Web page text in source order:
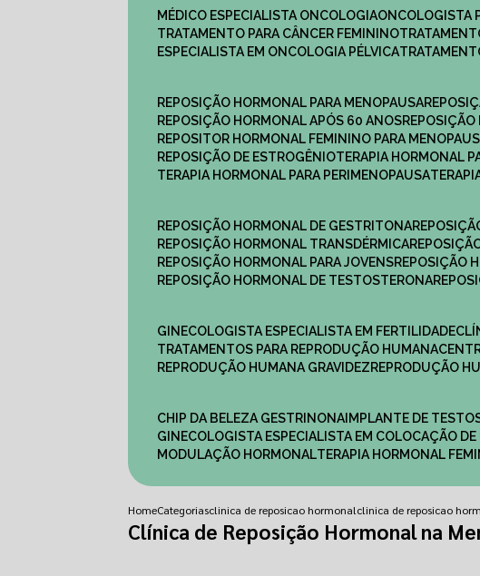
MÉDICO ESPECIALISTA ONCOLOGIA
ONCOLOGISTA
TRATAMENTO PARA CÂNCER FEMININO
ESPECIALISTA EM ONCOLOGIA PÉLVICA
REPOSIÇÃO HORMONAL PARA MENOPAUSA
REPOSIÇÃO HORMONAL APÓS 60 ANOS
REPOSITOR HORMONAL FEMININO PARA
REPOSIÇÃO DE ESTROGÊNIO
TERAPIA HORMONAL
TERAPIA HORMONAL PARA PERIMENOPAUSA
REPOSIÇÃO HORMONAL DE GESTRITONA
REPOSIÇÃO HORMONAL TRANSDÉRMICA
REPOSIÇÃO HORMONAL PARA JOVENS
REPOSIÇÃO
REPOSIÇÃO HORMONAL DE TESTOSTERONA
GINECOLOGISTA ESPECIALISTA EM FERTILIDADE
TRATAMENTOS PARA REPRODUÇÃO HUMANA
REPRODUÇÃO HUMANA GRAVIDEZ
REPRODUÇÃO
CHIP DA BELEZA GESTRINONA IMPLANTE DE
GINECOLOGISTA ESPECIALISTA EM COLOCAÇÃO
MODULAÇÃO HORMONAL
TERAPIA HORMONAL
HomeCategoriasclinica de reposicao hormonalclinica de reposicao
Clínica de Reposição Hormonal na